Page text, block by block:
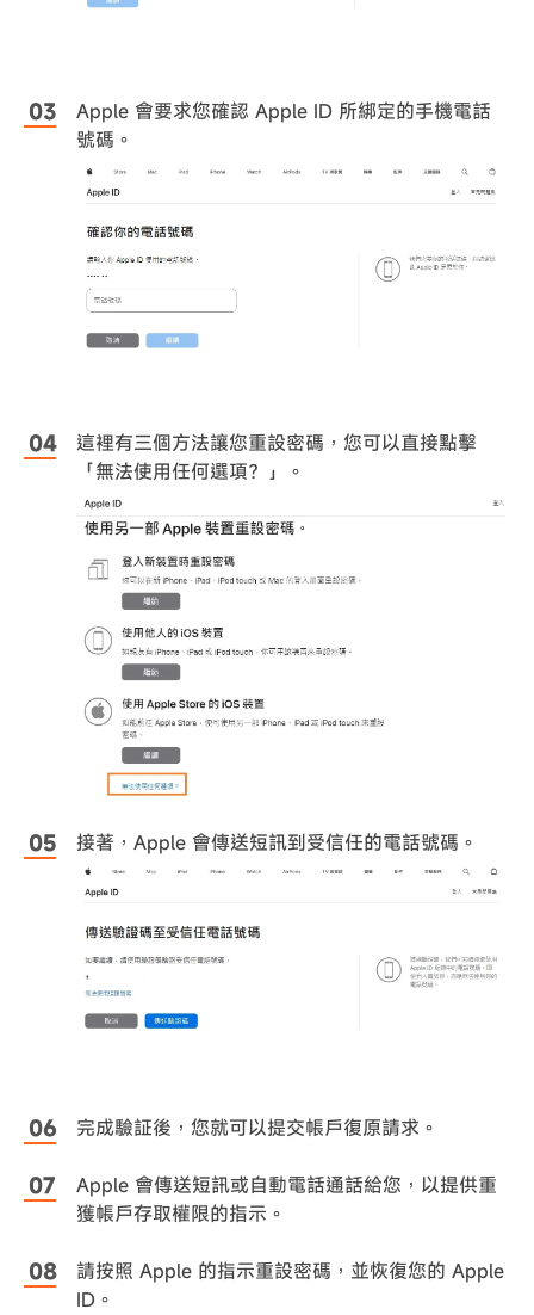
Apple 會要求您確認 Apple ID 所綁定的手機電話
號碼。
這裡有三個方法讓您重設密碼，您可以直接點擊
「無法使用任何選項？」。
接著，Apple 會傳送短訊到受信任的電話號碼。
完成驗証後，您就可以提交帳戶復原請求。
Apple 會傳送短訊或自動電話通話給您，以提供重
獲帳戶存取權限的指示。
請按照 Apple 的指示重設密碼，並恢復您的 Apple
ID。